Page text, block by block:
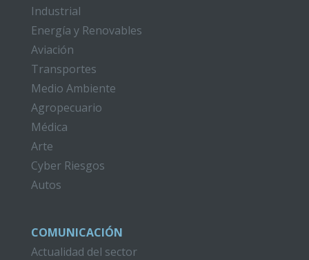
Industrial
Energía y Renovables
Aviación
Transportes
Medio Ambiente
Agropecuario
Médica
Arte
Cyber Riesgos
Autos
COMUNICACIÓN
Actualidad del sector